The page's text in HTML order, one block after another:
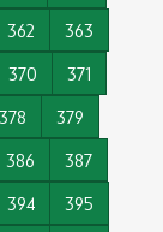
362
363
370
371
378
379
386
387
394
395